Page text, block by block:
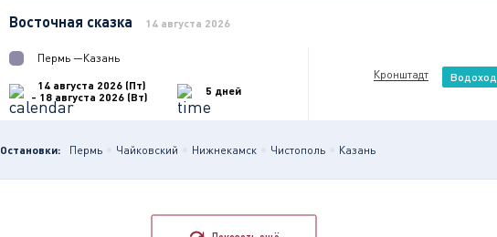
Восточная сказка 14 августа 2026
Пермь —Казань
14 августа 2026 (Пт)
- 18 августа 2026 (Вт)
5 дней
Кронштадт
Остановки: Пермь Чайковский Нижнекамск Чистополь Казань